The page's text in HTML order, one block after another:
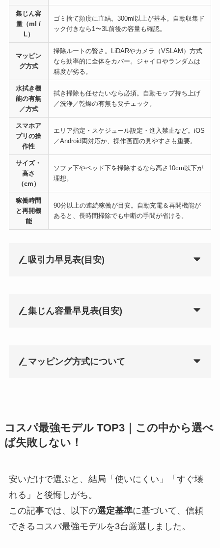
集じん容
量（ml /
L）
ゴミ捨て頻度に直結。300ml以上が基本。自動収集ド
ック付きなら1〜3L前後の容量も確認。
マッピン
グ方式
掃除ルートの賢さ。LiDARやカメラ（VSLAM）方式
なら効率的に全体をカバー。ジャイロやランダムは
精度が劣る。
水拭き機
能の有無
／方式
拭き掃除も任せたいなら必須。自動モップ持ち上げ
／洗浄／乾燥の有無も要チェック。
スマホア
プリの操
作性
エリア指定・スケジュール設定・進入禁止など。iOS
／Android両対応か、操作画面の見やすさも重要。
サイズ・
高さ
（cm）
ソファ下やベッド下を掃除するなら高さ10cm以下が
理想。
稼働時間
と再開機
能
90分以上の連続稼働が目安。自動充電＆再開機能が
あると、長時間掃除でも中断の手間が省ける。
吸引力早見表(目安)
集じん容量早見表(目安)
マッピング方式について
コスパ最強モデル TOP3｜この中から選べ
ば失敗しない！
安いだけで選ぶと、結局「使いにくい」「すぐ壊
れる」と後悔しがち。
この記事では、以下の選定基準に基づいて、信頼
できるコスパ最強モデルを3台厳選しました。